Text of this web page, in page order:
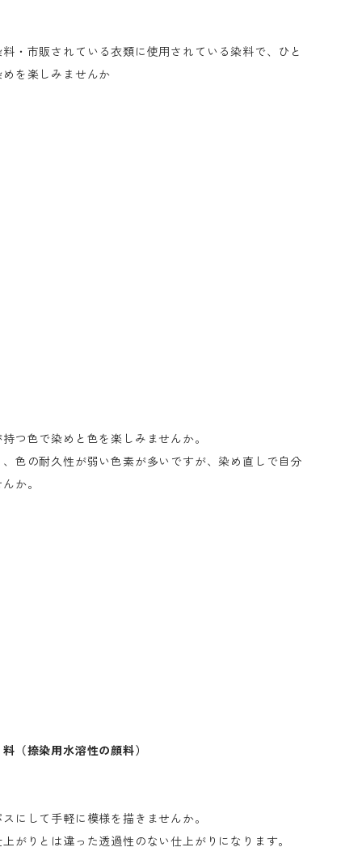
・市販されている衣類に使用されている染料で、ひと
を楽しみませんか
つ色で染めと色を楽しみませんか。
色の耐久性が弱い色素が多いですが、染め直しで自分
か。
捺染用水溶性の顔料）
にして手軽に模様を描きませんか。
がりとは違った透過性のない仕上がりになります。